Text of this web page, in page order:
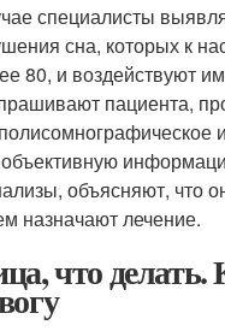
специалисты
сна, которых к
80, и воздействуют
пациента,
объективную
объясняют, что
назначают лечение.
что делать.